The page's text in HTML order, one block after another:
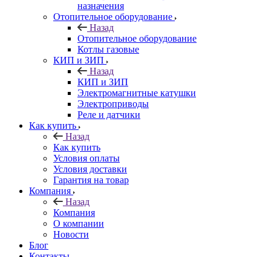
назначения
Отопительное оборудование
Назад
Отопительное оборудование
Котлы газовые
КИП и ЗИП
Назад
КИП и ЗИП
Электромагнитные катушки
Электроприводы
Реле и датчики
Как купить
Назад
Как купить
Условия оплаты
Условия доставки
Гарантия на товар
Компания
Назад
Компания
О компании
Новости
Блог